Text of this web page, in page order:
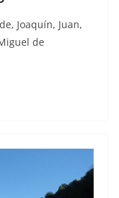
Joaquín, Juan,
de